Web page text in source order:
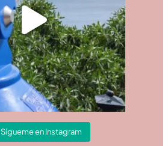
Sígueme en Instagram